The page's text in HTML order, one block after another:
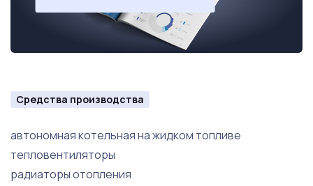
Средства производства
автономная котельная на жидком топливе
тепловентиляторы
радиаторы отопления